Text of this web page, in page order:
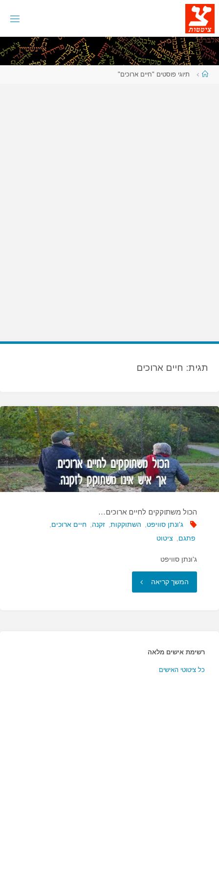
דלגו
לתוכן
עמודתיוגי פוסטים "חיים ארוכים"
תגית: חיים ארוכים
הכול משתוקקים לחיים ארוכים…
ג'ונתן סוויפט, השתוקקות, זקנה, חיים ארוכים,
פתגם, ציטוט
ג'ונתן סוויפט
המשך קריאה "הכול
רשימת אישים מלאה
כל ציטוטי האישים